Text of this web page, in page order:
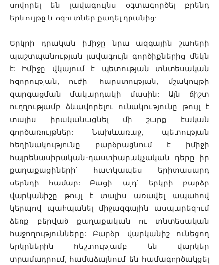
սովորել են լավագույնս օգտագործել բրենդ
երևույթը և օգուտներ քաղել դրանից:
Երկրի դրական իմիջը նրա ազգային շահերի
պաշտպանության լավագույն գործիքներից մեկն
է: Իմիջը վկայում է պետության տնտեսական
հզորության, ուժի, հարստության, մշակույթի
զարգացման մակարդակի մասին: Այն ճիշտ
ուղղությամբ ձևավորելու ունակությունը թույլ է
տալիս իրականացնել մի շարք էական
գործառույթներ: Նախևառաջ, պետության
հեղինակությունը բարձրացնում է իմիջի
հայրենասիրական-դաստիարակչական դերը իր
քաղաքացիների՝ հատկապես երիտասարդ
սերնդի համար: Բացի այդ՝ երկրի բարձր
վարկանիշը թույլ է տալիս առավել ապահով
կերպով պահպանել միջազգային ասպարեզում
ձեռք բերված քաղաքական ու տնտեսական
հաջողությունները: Բարձր վարկանիշ ունեցող
երկրներին հեշտությամբ են վարկեր
տրամադրում, համաձայնում են համագործակցել